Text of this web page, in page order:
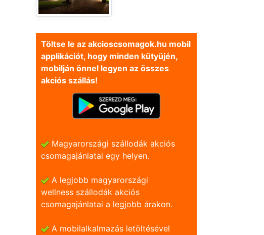
Töltse le az akcioscsomagok.hu mobil
applikációt, hogy minden kütyüjén,
mobilján önnel legyen az összes
akciós szállás!
Magyarországi szállodák akciós
csomagajánlatai egy helyen.
A legjobb magyarországi
wellness szállodák akciós
csomagajánlatai a legjobb árakon.
A mobilalkalmazás letöltésével